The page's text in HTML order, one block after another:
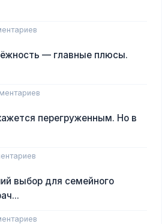
— главные плюсы.
перегруженным. Но в
выбор для семейного